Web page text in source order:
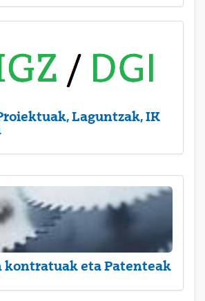
Laguntzak, IK
kontratuak eta Patenteak